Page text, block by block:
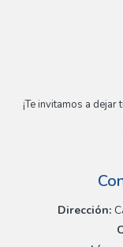
¡Te invitamos a
Dirección: